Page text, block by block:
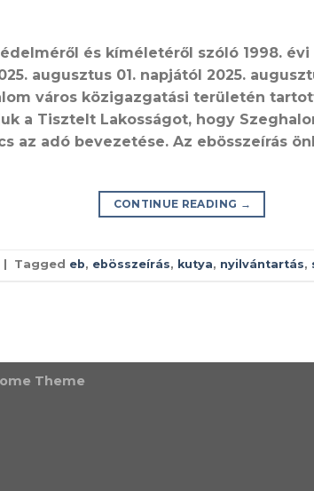
és kíméletéről szóló 1998. évi
augusztus 01. napjától 2025.
város közigazgatási területén
a Tisztelt Lakosságot, hogy
az adó bevezetése. Az ebösszeírás
CONTINUE READING →
Tagged eb, ebösszeírás, kutya, nyilvántartás,
Theme